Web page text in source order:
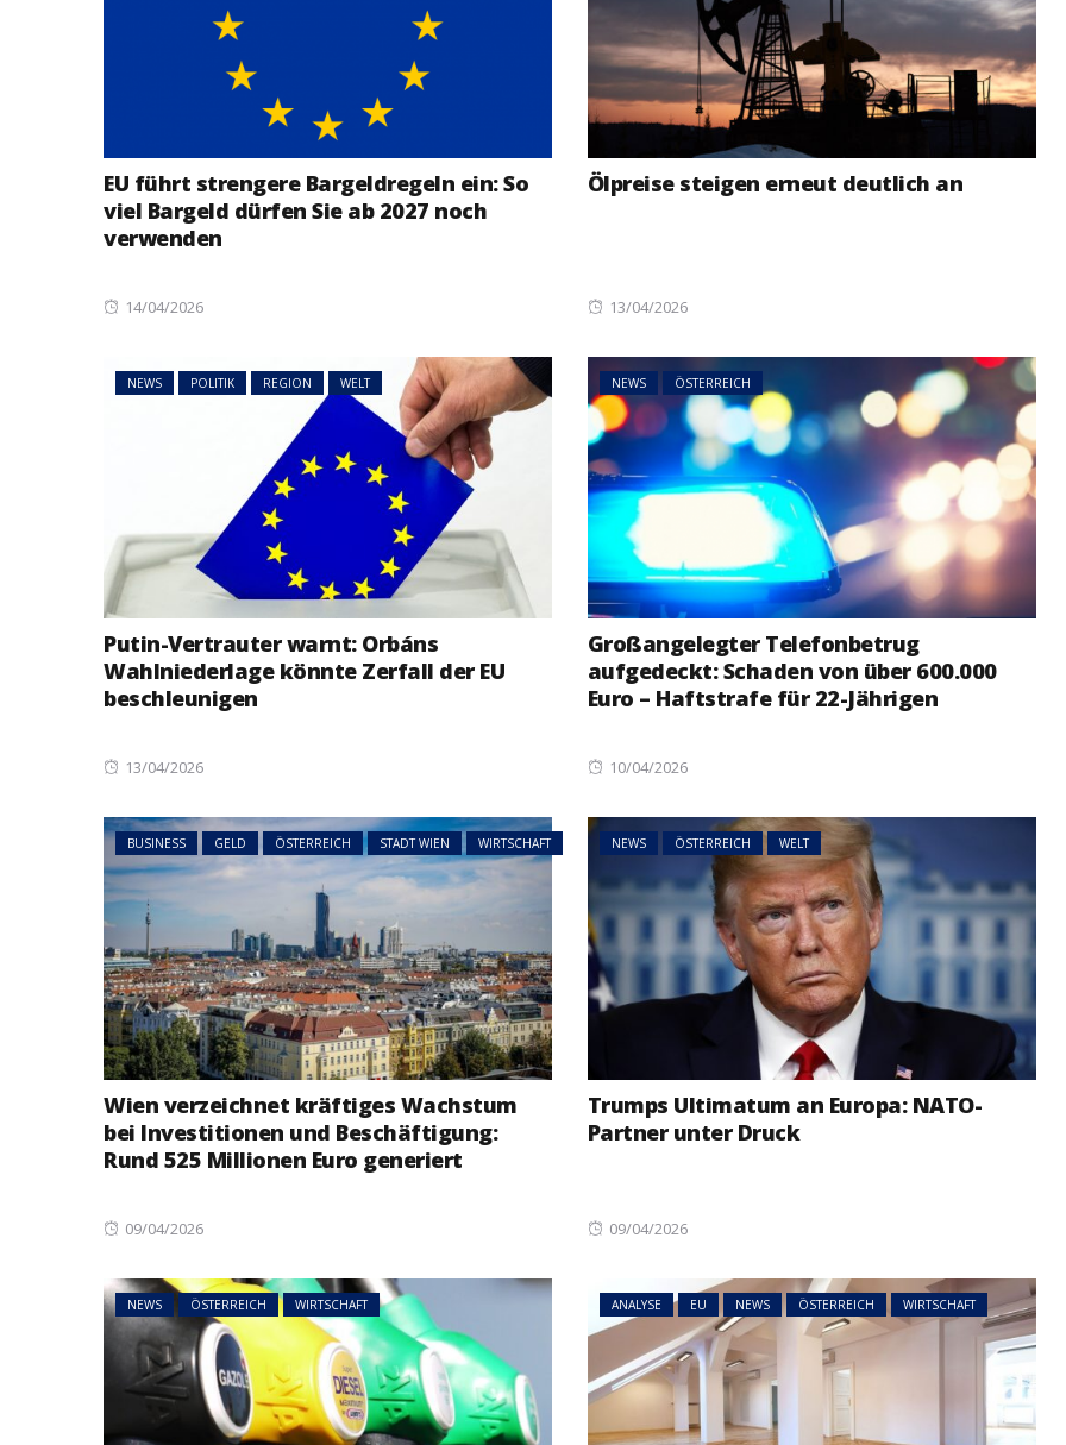
EU führt strengere Bargeldregeln ein: So
viel Bargeld dürfen Sie ab 2027 noch
verwenden
Posted
14/04/2026
Ölpreise steigen erneut deutlich an
Posted
13/04/2026
NEWS POLITIK REGION WELT
Putin-Vertrauter warnt: Orbáns
Wahlniederlage könnte Zerfall der EU
beschleunigen
Posted
13/04/2026
NEWS ÖSTERREICH
Großangelegter Telefonbetrug
aufgedeckt: Schaden von über 600.000
Euro – Haftstrafe für 22-Jährigen
Posted
10/04/2026
BUSINESS GELD ÖSTERREICH STADT WIEN WIRTSCHAFT
Wien verzeichnet kräftiges Wachstum
bei Investitionen und Beschäftigung:
Rund 525 Millionen Euro generiert
Posted
09/04/2026
NEWS ÖSTERREICH WELT
Trumps Ultimatum an Europa: NATO-
Partner unter Druck
Posted
09/04/2026
NEWS ÖSTERREICH WIRTSCHAFT ANALYSE EU NEWS ÖSTERREICH WIRTSCHAFT